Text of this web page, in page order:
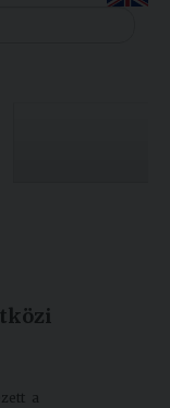
Sport
Kutatás
a